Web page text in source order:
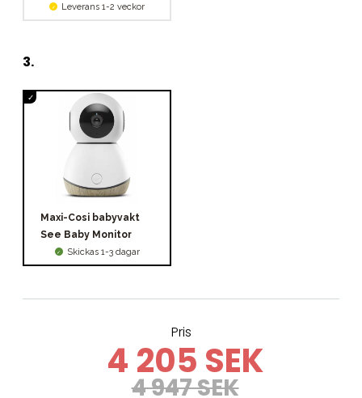
Leverans 1-2 veckor
3.
Maxi-Cosi babyvakt
See Baby Monitor
Skickas 1-3 dagar
Pris
4 205 SEK
4 947 SEK